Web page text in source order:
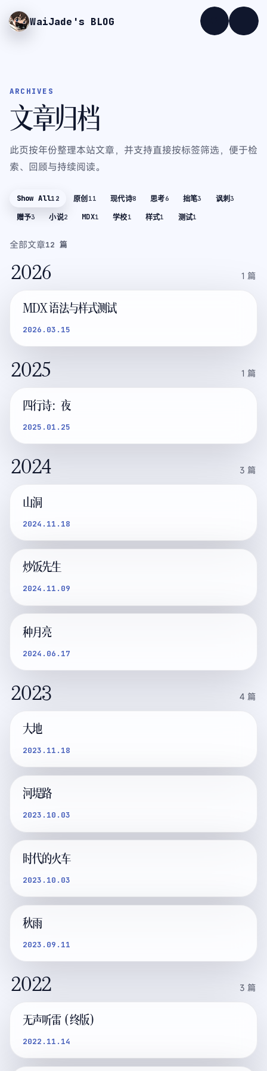
WaiJade 's BLOG
ARCHIVES
文章归档
此页按年份整理本站文章，并支持直接按标签筛选，便于检
索、回顾与持续阅读。
Show All12 原创 11 现代诗8 思考6 拙笔3 讽刺3
赠予3 小说2 MDX1 学校1 样式1 测试1
全部文章12 篇
2026 1 篇
MDX 语法与样式测试
2026.03.15
2025 1 篇
四行诗：夜
2025.01.25
2024 3 篇
山洞
2024.11.18
炒饭先生
2024.11.09
种月亮
2024.06.17
2023 4 篇
大地
2023.11.18
河堤路
2023.10.03
时代的火车
2023.10.03
秋雨
2023.09.11
2022 3 篇
无声听雷（终版）
2022.11.14